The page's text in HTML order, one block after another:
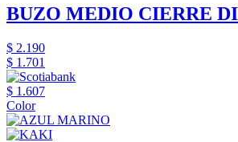
BUZO MEDIO CIERRE
$ 2.190
$ 1.701
$ 1.607
Color